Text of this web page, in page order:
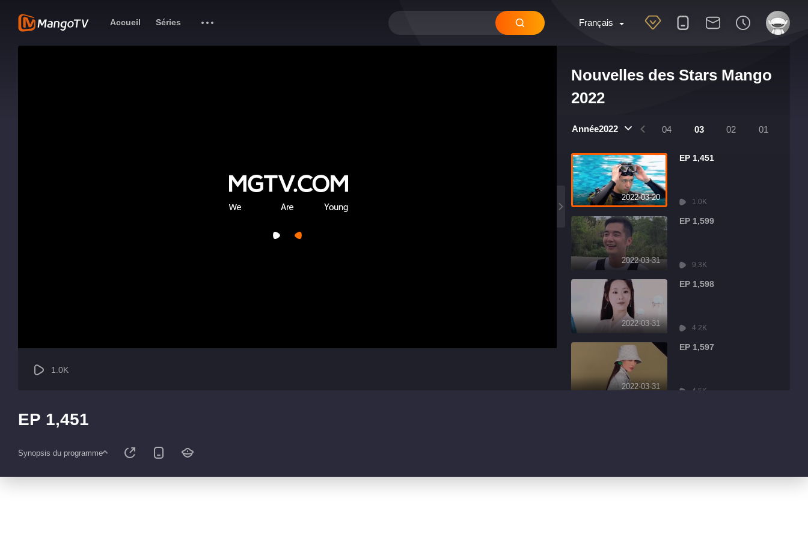
Français
Accueil Séries
Nouvelles des Stars Mango
2022
Année2022
07 06 05 04 03 02 01
2022-03-20
EP 1,451
1.0K
2022-03-31
EP 1,599
9.3K
2022-03-31
EP 1,598
4.2K
2022-03-31
EP 1,597
4.5K
1.0K
EP 1,451
Synopsis du programme